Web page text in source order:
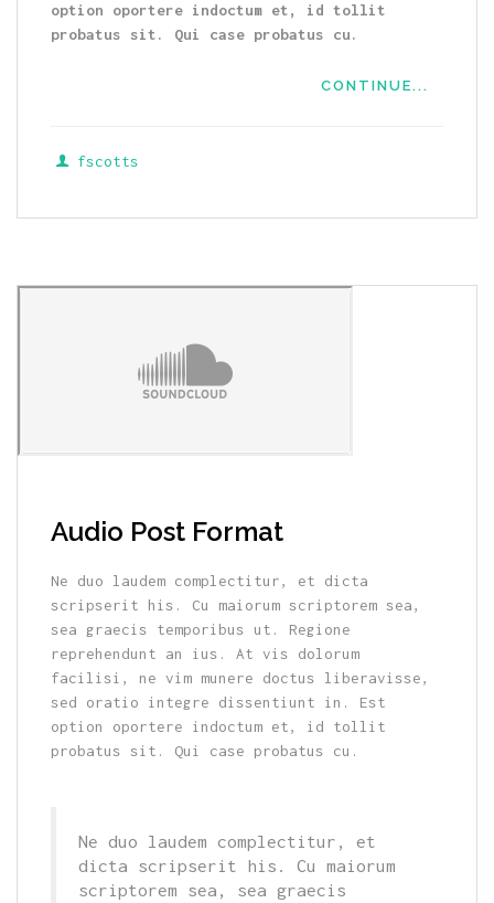
option oportere indoctum et, id tollit
probatus sit. Qui case probatus cu.
CONTINUE...
fscotts
Audio Post Format
Ne duo laudem complectitur, et dicta
scripserit his. Cu maiorum scriptorem sea,
sea graecis temporibus ut. Regione
reprehendunt an ius. At vis dolorum
facilisi, ne vim munere doctus liberavisse,
sed oratio integre dissentiunt in. Est
option oportere indoctum et, id tollit
probatus sit. Qui case probatus cu.
Ne duo laudem complectitur, et
dicta scripserit his. Cu maiorum
scriptorem sea, sea graecis